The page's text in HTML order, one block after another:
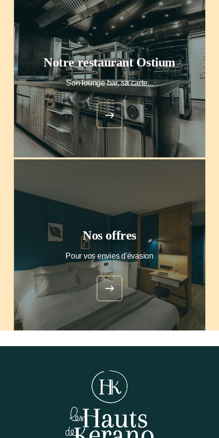
Notre restaurant Ostium
Son lounge bar, sa carte...
Nos offres
Pour vos envies d'évasion